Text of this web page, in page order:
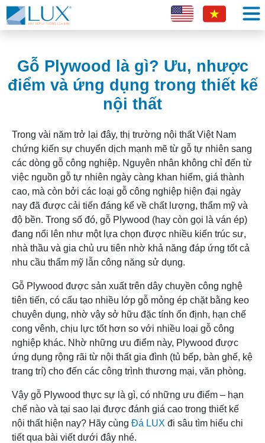
Gỗ Plywood là gì? Ưu, nhược
điểm và ứng dụng trong thiết kế
nội thất
Trong vài năm trở lại đây, thị trường nội thất Việt Nam
chứng kiến sự chuyển dịch mạnh mẽ từ gỗ tự nhiên sang
các dòng gỗ công nghiệp. Nguyên nhân không chỉ đến từ
việc nguồn gỗ tự nhiên ngày càng khan hiếm, giá thành
cao, mà còn bởi các loại gỗ công nghiệp hiện đại ngày
nay đã được cải tiến đáng kể về chất lượng, thẩm mỹ và
độ bền. Trong số đó, gỗ Plywood (hay còn gọi là ván ép)
đang nổi lên như một lựa chọn được nhiều kiến trúc sư,
nhà thầu và gia chủ ưu tiên nhờ khả năng đáp ứng tốt cả
nhu cầu thẩm mỹ lẫn công năng sử dụng.
Gỗ Plywood được sản xuất trên dây chuyền công nghệ
tiên tiến, có cấu tạo nhiều lớp gỗ mỏng ép chặt bằng keo
chuyên dụng, nhờ vậy sở hữu đặc tính ổn định, hạn chế
cong vênh, chịu lực tốt hơn so với nhiều loại gỗ công
nghiệp khác. Nhờ những ưu điểm này, Plywood được
ứng dụng rộng rãi từ nội thất gia đình (tủ bếp, bàn ghế, kệ
trang trí) cho đến các công trình thương mại, văn phòng.
Vậy gỗ Plywood thực sự là gì, có những ưu điểm – hạn
chế nào và tại sao lại được đánh giá cao trong thiết kế
nội thất hiện nay? Hãy cùng Đá LUX đi sâu tìm hiểu chi
tiết qua bài viết dưới đây nhé.